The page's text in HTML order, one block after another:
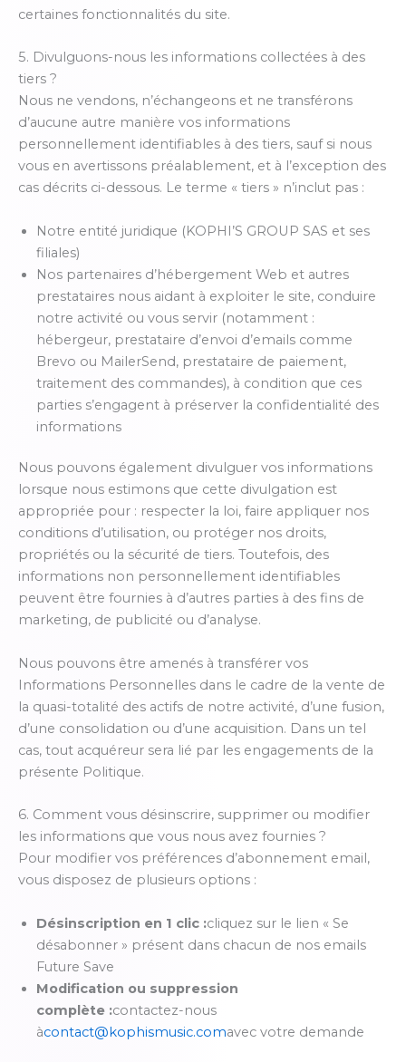
certaines fonctionnalités du site.
5. Divulguons-nous les informations collectées à des
tiers ?
Nous ne vendons, n’échangeons et ne transférons
d’aucune autre manière vos informations
personnellement identifiables à des tiers, sauf si nous
vous en avertissons préalablement, et à l’exception des
cas décrits ci-dessous. Le terme « tiers » n’inclut pas :
Notre entité juridique (KOPHI’S GROUP SAS et ses
filiales)
Nos partenaires d’hébergement Web et autres
prestataires nous aidant à exploiter le site, conduire
notre activité ou vous servir (notamment :
hébergeur, prestataire d’envoi d’emails comme
Brevo ou MailerSend, prestataire de paiement,
traitement des commandes), à condition que ces
parties s’engagent à préserver la confidentialité des
informations
Nous pouvons également divulguer vos informations
lorsque nous estimons que cette divulgation est
appropriée pour : respecter la loi, faire appliquer nos
conditions d’utilisation, ou protéger nos droits,
propriétés ou la sécurité de tiers. Toutefois, des
informations non personnellement identifiables
peuvent être fournies à d’autres parties à des fins de
marketing, de publicité ou d’analyse.
Nous pouvons être amenés à transférer vos
Informations Personnelles dans le cadre de la vente de
la quasi-totalité des actifs de notre activité, d’une fusion,
d’une consolidation ou d’une acquisition. Dans un tel
cas, tout acquéreur sera lié par les engagements de la
présente Politique.
6. Comment vous désinscrire, supprimer ou modifier
les informations que vous nous avez fournies ?
Pour modifier vos préférences d’abonnement email,
vous disposez de plusieurs options :
Désinscription en 1 clic :cliquez sur le lien « Se
désabonner » présent dans chacun de nos emails
Future Save
Modification ou suppression
complète :contactez-nous
àcontact@kophismusic.comavec votre demande